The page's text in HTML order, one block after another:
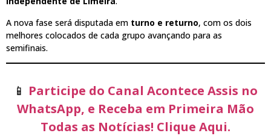
A nova fase será disputada em turno e returno, com os dois
melhores colocados de cada grupo avançando para as
semifinais.
📱 Participe do Canal Acontece Assis no
WhatsApp, e Receba em Primeira Mão
Todas as Notícias! Clique Aqui.